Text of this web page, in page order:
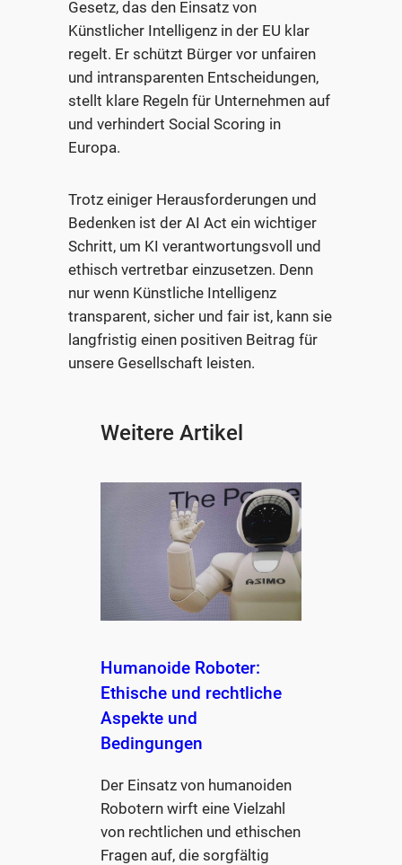
Gesetz, das den Einsatz von
Künstlicher Intelligenz in der EU klar
regelt. Er schützt Bürger vor unfairen
und intransparenten Entscheidungen,
stellt klare Regeln für Unternehmen auf
und verhindert Social Scoring in
Europa.
Trotz einiger Herausforderungen und
Bedenken ist der AI Act ein wichtiger
Schritt, um KI verantwortungsvoll und
ethisch vertretbar einzusetzen. Denn
nur wenn Künstliche Intelligenz
transparent, sicher und fair ist, kann sie
langfristig einen positiven Beitrag für
unsere Gesellschaft leisten.
Weitere Artikel
Humanoide Roboter:
Ethische und rechtliche
Aspekte und
Bedingungen
Der Einsatz von humanoiden
Robotern wirft eine Vielzahl
von rechtlichen und ethischen
Fragen auf, die sorgfältig